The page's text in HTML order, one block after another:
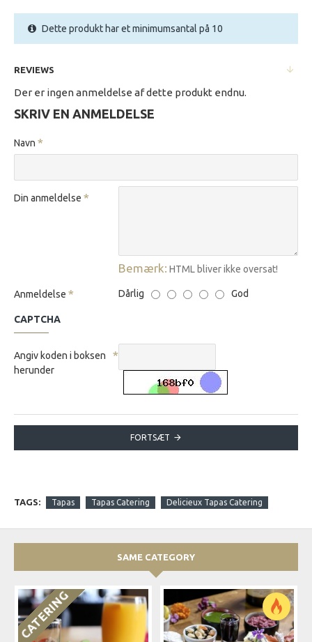
Dette produkt har et minimumsantal på 10
REVIEWS
Der er ingen anmeldelse af dette produkt endnu.
SKRIV EN ANMELDELSE
Navn
Din anmeldelse
Bemærk: HTML bliver ikke oversat!
Anmeldelse Dårlig God
CAPTCHA
Angiv koden i boksen
herunder
FORTSÆT
TAGS: Tapas Tapas Catering Delicieux Tapas Catering
SAME CATEGORY
CATERING